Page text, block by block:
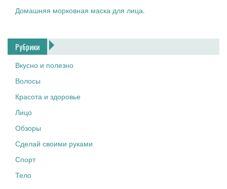
Домашняя морковная маска для лица.
Рубрики
Вкусно и полезно
Волосы
Красота и здоровье
Лицо
Обзоры
Сделай своими руками
Спорт
Тело